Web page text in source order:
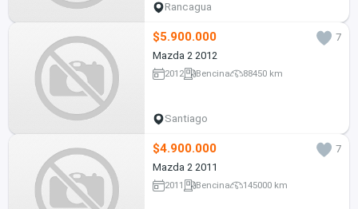
Rancagua
$5.900.000
7
Mazda 2 2012
2012 Bencina 88450 km
Santiago
$4.900.000
7
Mazda 2 2011
2011 Bencina 145000 km